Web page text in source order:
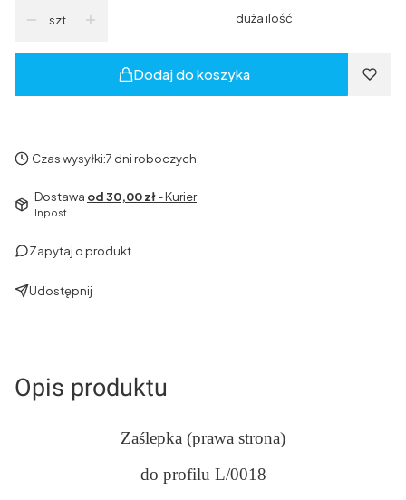
szt. duża ilość
Dodaj do koszyka
Czas wysyłki:7 dni roboczych
Dostawa od 30,00 zł- Kurier
Inpost
Zapytaj o produkt
Udostępnij
Opis produktu
Zaślepka (prawa strona)
do profilu L/0018